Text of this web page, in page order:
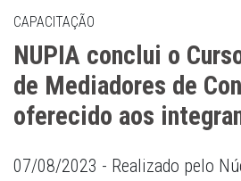
CAPACITAÇÃO
NUPIA conclui o
de Mediadores de
oferecido aos
07/08/2023 - Realizado pelo